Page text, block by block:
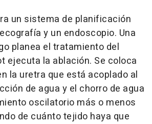
un sistema de planificación
y un endoscopio. Una
planea el tratamiento del
ejecuta la ablación. Se coloca
la uretra que está acoplado al
de agua y el chorro de agua
oscilatorio más o menos
de cuánto tejido haya que